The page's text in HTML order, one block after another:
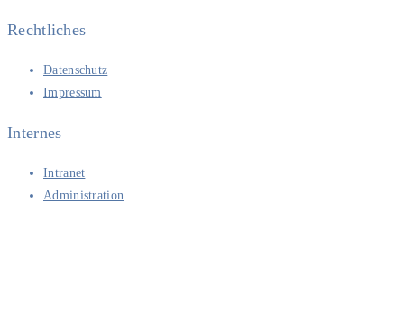
Rechtliches
Datenschutz
Impressum
Internes
Intranet
Administration